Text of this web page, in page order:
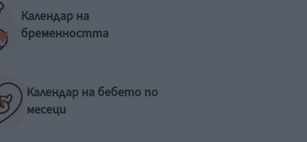
Календар на
бременността
Календар на бебето по
месеци